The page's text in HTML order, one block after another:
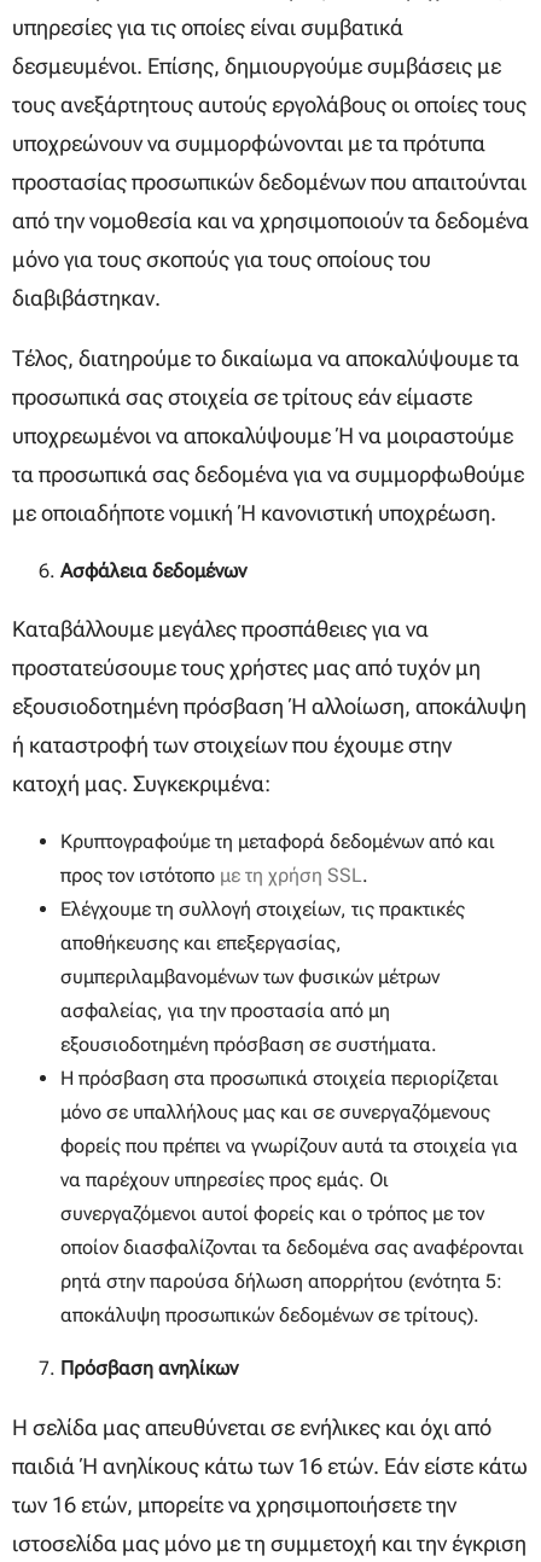
υπηρεσίες για τις οποίες είναι συμβατικά
δεσμευμένοι. Επίσης, δημιουργούμε συμβάσεις με
τους ανεξάρτητους αυτούς εργολάβους οι οποίες τους
υποχρεώνουν να συμμορφώνονται με τα πρότυπα
προστασίας προσωπικών δεδομένων που απαιτούνται
από την νομοθεσία και να χρησιμοποιούν τα δεδομένα
μόνο για τους σκοπούς για τους οποίους του
διαβιβάστηκαν.
Τέλος, διατηρούμε το δικαίωμα να αποκαλύψουμε τα
προσωπικά σας στοιχεία σε τρίτους εάν είμαστε
υποχρεωμένοι να αποκαλύψουμε ή να μοιραστούμε
τα προσωπικά σας δεδομένα για να συμμορφωθούμε
με οποιαδήποτε νομική ή κανονιστική υποχρέωση.
Ασφάλεια δεδομένων
Καταβάλλουμε μεγάλες προσπάθειες για να
προστατεύσουμε τους χρήστες μας από τυχόν μη
εξουσιοδοτημένη πρόσβαση ή αλλοίωση, αποκάλυψη
ή καταστροφή των στοιχείων που έχουμε στην
κατοχή μας. Συγκεκριμένα:
Κρυπτογραφούμε τη μεταφορά δεδομένων από και
προς τον ιστότοπο με τη χρήση SSL.
Ελέγχουμε τη συλλογή στοιχείων, τις πρακτικές
αποθήκευσης και επεξεργασίας,
συμπεριλαμβανομένων των φυσικών μέτρων
ασφαλείας, για την προστασία από μη
εξουσιοδοτημένη πρόσβαση σε συστήματα.
Η πρόσβαση στα προσωπικά στοιχεία περιορίζεται
μόνο σε υπαλλήλους μας και σε συνεργαζόμενους
φορείς που πρέπει να γνωρίζουν αυτά τα στοιχεία για
να παρέχουν υπηρεσίες προς εμάς. Οι
συνεργαζόμενοι αυτοί φορείς και ο τρόπος με τον
οποίον διασφαλίζονται τα δεδομένα σας αναφέρονται
ρητά στην παρούσα δήλωση απορρήτου (ενότητα 5:
αποκάλυψη προσωπικών δεδομένων σε τρίτους).
Πρόσβαση ανηλίκων
Η σελίδα μας απευθύνεται σε ενήλικες και όχι από
παιδιά ή ανηλίκους κάτω των 16 ετών. Εάν είστε κάτω
των 16 ετών, μπορείτε να χρησιμοποιήσετε την
ιστοσελίδα μας μόνο με τη συμμετοχή και την έγκριση